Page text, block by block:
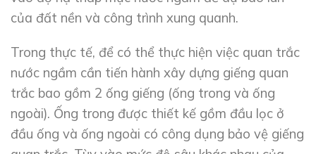
của đất nền và công trình xung quanh.
Trong thực tế, để có thể thực hiện việc quan trắc
nước ngầm cần tiến hành xây dựng giếng quan
trắc bao gồm 2 ống giếng (ống trong và ống
ngoài). Ống trong được thiết kế gồm đầu lọc ở
đầu ống và ống ngoài có công dụng bảo vệ giếng